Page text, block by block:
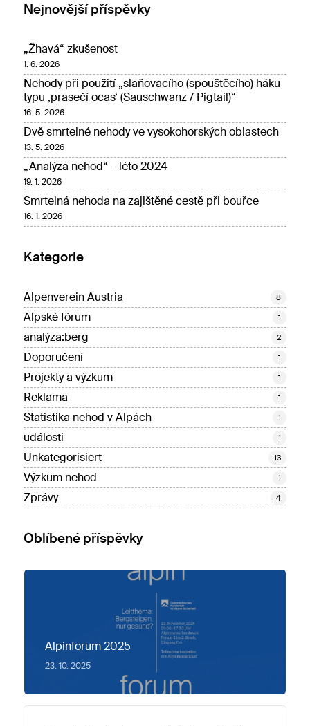
Nejnovější příspěvky
„Žhavá“ zkušenost
1. 6. 2026
Nehody při použití „slaňovacího (spouštěcího) háku
typu ‚prasečí ocas‘ (Sauschwanz / Pigtail)“
16. 5. 2026
Dvě smrtelné nehody ve vysokohorských oblastech
13. 5. 2026
„Analýza nehod“ – léto 2024
19. 1. 2026
Smrtelná nehoda na zajištěné cestě při bouřce
16. 1. 2026
Kategorie
Alpenverein Austria 8
Alpské fórum 1
analýza:berg 2
Doporučení 1
Projekty a výzkum 1
Reklama 1
Statistika nehod v Alpách 1
události 1
Unkategorisiert 13
Výzkum nehod 1
Zprávy 4
Oblíbené příspěvky
Alpinforum 2025
23. 10. 2025